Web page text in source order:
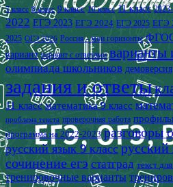
7 класс 8 класс 9 класс 10 класс 11 класс
2022 ЕГЭ 2023 ЕГЭ 2024 ЕГЭ 2025 ЕГЭ
2025 ОГЭ 2026 Россия - мои горизонты
вариант вариант с ответами варианты
олимпиада школьников демоверсия
задания и ответы
11 класс математика 9 класс
проблема текста проверочная работа
программа на 2022-2023 разговоры
русский язык 9 класс русский
сочинение егэ статград текст
тренировочные варианты